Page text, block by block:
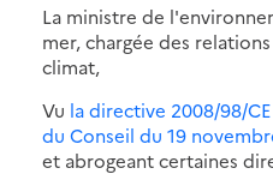
La ministre de
mer, chargée des
climat,
Vu la directive 2008/98/
du Conseil du 19
et abrogeant certaines